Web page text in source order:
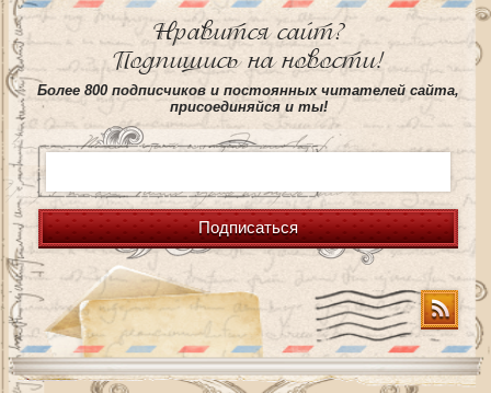
Нравится сайт?
Подпишись на новости!
Более 800 подписчиков и постоянных читателей сайта,
присоединяйся и ты!
Подписаться